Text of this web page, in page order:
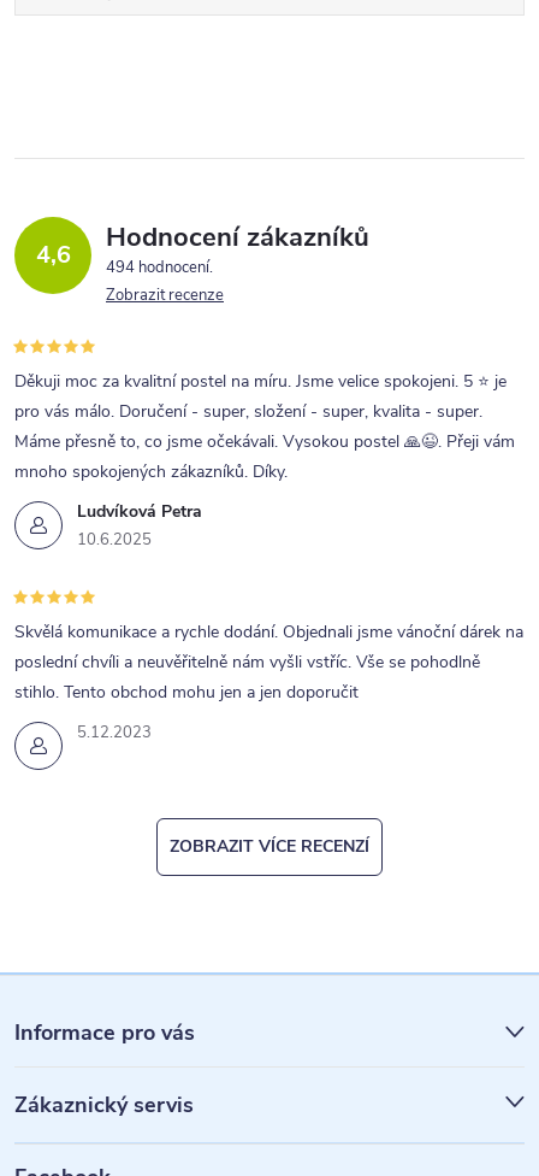
4,6 Hodnocení zákazníků
494 hodnocení
Zobrazit recenze
Ludvíková Petra
10.6.2025
Děkuji moc za kvalitní postel na míru. Jsme velice spokojeni. 5 ⭐ je
pro vás málo. Doručení - super, složení - super, kvalita - super.
Máme přesně to, co jsme očekávali. Vysokou postel 🙏😉. Přeji vám
mnoho spokojených zákazníků. Díky.
5.12.2023
Skvělá komunikace a rychle dodání. Objednali jsme vánoční dárek na
poslední chvíli a neuvěřitelně nám vyšli vstříc. Vše se pohodlně
stihlo. Tento obchod mohu jen a jen doporučit
ZOBRAZIT VÍCE RECENZÍ
á
p
a
Informace pro vás
Zákaznický servis